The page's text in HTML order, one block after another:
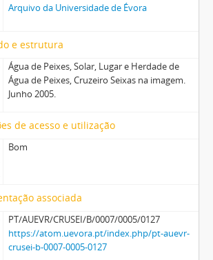
Arquivo da Universidade de Évora
e estrutura
Água de Peixes, Solar, Lugar e Herdade de
Água de Peixes, Cruzeiro Seixas na imagem.
Junho 2005.
de acesso e utilização
Bom
associada
PT/AUEVR/CRUSEI/B/0007/0005/0127
https://atom.uevora.pt/index.php/pt-auevr-
crusei-b-0007-0005-0127